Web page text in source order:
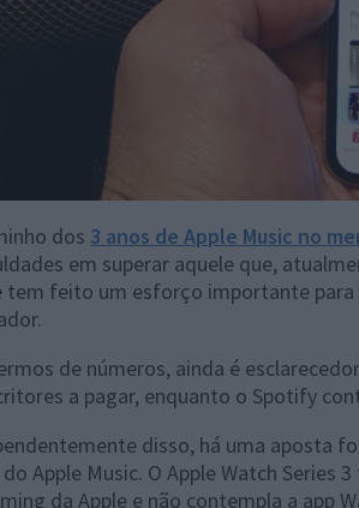
dos 3 anos de Apple Music no
em superar aquele que,
tem feito um esforço importante
de números, ainda é
a pagar, enquanto o Spotify
disso, há uma aposta
Apple Music. O Apple Watch
da Apple e não contempla a app